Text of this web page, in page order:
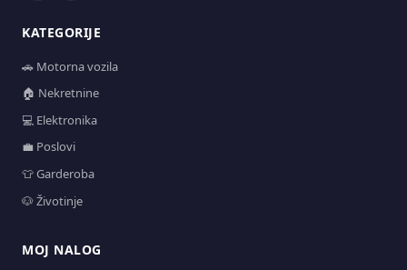
KATEGORIJE
🚗 Motorna vozila
🏠 Nekretnine
💻 Elektronika
💼 Poslovi
👕 Garderoba
🐶 Životinje
MOJ NALOG